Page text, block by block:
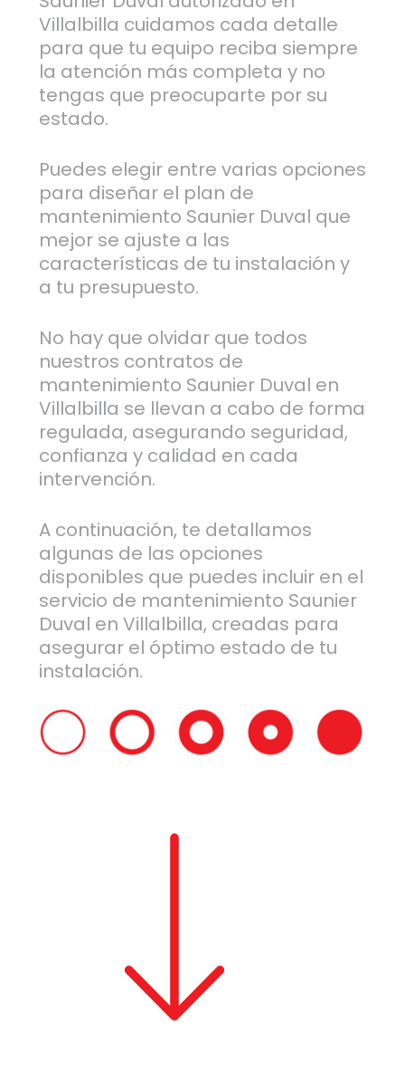
Villalbilla cuidamos cada detalle
para que tu equipo reciba siempre
la atención más completa y no
tengas que preocuparte por su
estado.
Puedes elegir entre varias opciones
para diseñar el plan de
mantenimiento Saunier Duval que
mejor se ajuste a las
características de tu instalación y
a tu presupuesto.
No hay que olvidar que todos
nuestros contratos de
mantenimiento Saunier Duval en
Villalbilla se llevan a cabo de forma
regulada, asegurando seguridad,
confianza y calidad en cada
intervención.
A continuación, te detallamos
algunas de las opciones
disponibles que puedes incluir en el
servicio de mantenimiento Saunier
Duval en Villalbilla, creadas para
asegurar el óptimo estado de tu
instalación.